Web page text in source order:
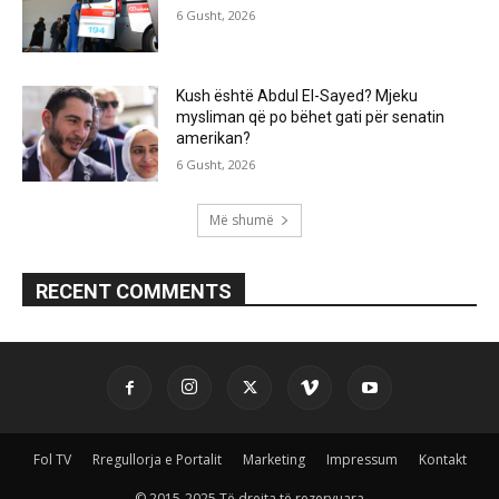
6 Gusht, 2026
Kush është Abdul El-Sayed? Mjeku
mysliman që po bëhet gati për senatin
amerikan?
6 Gusht, 2026
Më shumë
RECENT COMMENTS
Fol TV Rregullorja e Portalit Marketing Impressum Kontakt